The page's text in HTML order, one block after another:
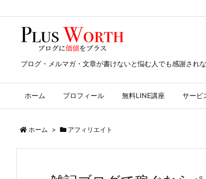
ブログ・メルマガ・文章が書けないと悩む人でも感謝され
ホーム プロフィール 無料LINE講座 サービ
ホーム > アフィリエイト